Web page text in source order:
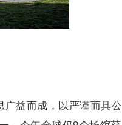
广益而成，以严谨而具公